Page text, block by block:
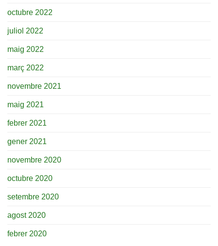
octubre 2022
juliol 2022
maig 2022
març 2022
novembre 2021
maig 2021
febrer 2021
gener 2021
novembre 2020
octubre 2020
setembre 2020
agost 2020
febrer 2020